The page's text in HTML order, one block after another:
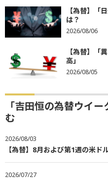
【為替】「
は？
2026/08/06
【為替】「
高」
2026/08/05
「吉田恒の為替ウイ
む
2026/08/03
【為替】8月および第1週の米ド
2026/07/27